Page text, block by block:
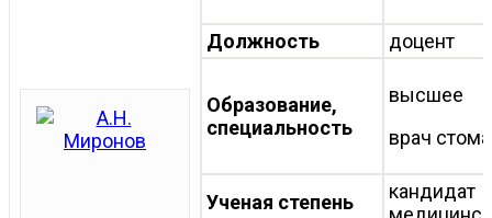
Должность доцент
Образование,
специальность
врач
Ученая степень
кандидат